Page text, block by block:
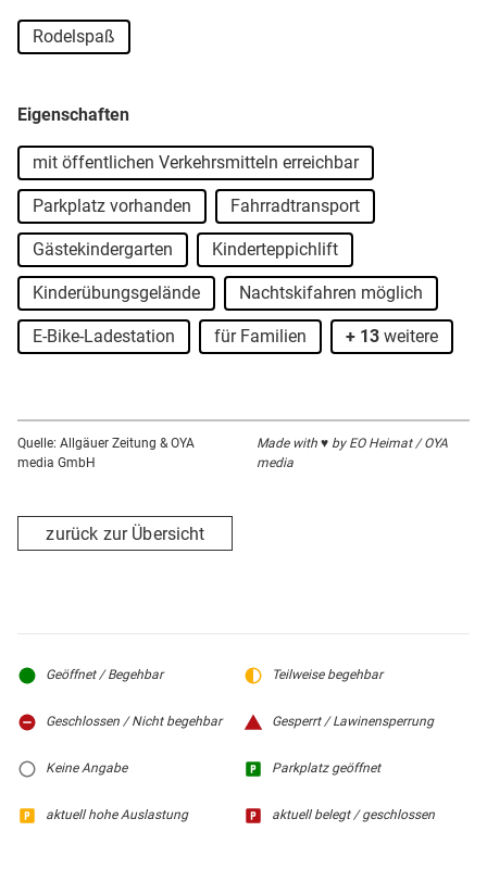
Rodelspaß
Eigenschaften
mit öffentlichen Verkehrsmitteln erreichbar
Parkplatz vorhanden Fahrradtransport
Gästekindergarten Kinderteppichlift
Kinderübungsgelände Nachtskifahren möglich
E-Bike-Ladestation für Familien + 13 weitere
Quelle: Allgäuer Zeitung & OYA
media GmbH
Made with ♥ by EO Heimat / OYA
media
zurück zur Übersicht
Geöffnet / Begehbar Teilweise begehbar
Geschlossen / Nicht begehbar Gesperrt / Lawinensperrung
Keine Angabe Parkplatz geöffnet
aktuell hohe Auslastung aktuell belegt / geschlossen